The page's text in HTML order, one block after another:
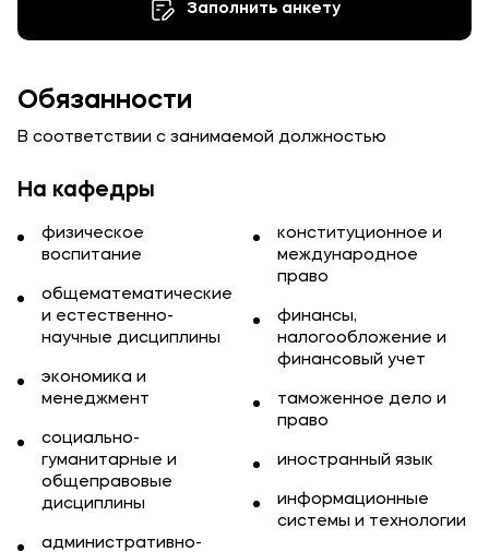
Приемная комиссия
+7 (8332) 37-53-22
+7 (8332) 37-47-07
Полезное
Об образовательной организации
Банковские реквизиты
Мы в соцсетях
Обязанности
В соответствии с занимаемой должностью
На кафедры
физическое
воспитание
общематематические
и естественно-
научные дисциплины
экономика и
менеджмент
социально-
гуманитарные и
общеправовые
дисциплины
административно-
конституционное и
международное
право
финансы,
налогообложение и
финансовый учет
таможенное дело и
право
иностранный язык
информационные
системы и технологии
Заполнить анкету